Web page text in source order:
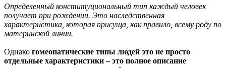
Определенный конституциональный тип каждый человек
получает при рождении. Это наследственная
характеристика, которая присуща, как правило, всему роду по
материнской линии.
Однако гомеопатические типы людей это не просто
отдельные характеристики – это полное описание